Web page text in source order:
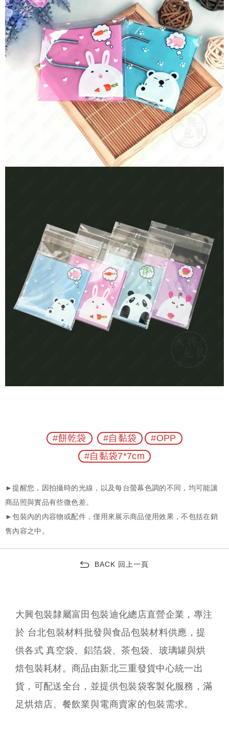
#餅乾袋 #自黏袋
#OPP
#自黏袋7*7cm
BACK 回上一頁
大興包裝隸屬富田包裝迪化總店直營企業，專注
於 台北包裝材料批發與食品包裝材料供應，提
供各式 真空袋、鋁箔袋、茶包袋、玻璃罐與烘
焙包裝耗材。商品由新北三重發貨中心統一出
貨，可配送全台，並提供包裝袋客製化服務，滿
足烘焙店、餐飲業與電商賣家的包裝需求。